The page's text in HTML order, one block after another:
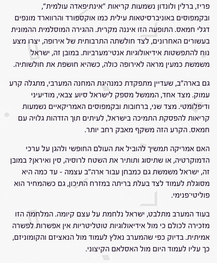
פריז, ברלין ולונדון נשמעות קריאות "אינתיפאדה עולמית",
ובקמפוסים באוניברסיטאות עילית כמו אוקספורד והרווארד מונפים
דגלי חמאס. התופעה הזו איננה מקרית. ההגירה המוסלמית ההמונית
בעשורים האחרונים, לצד חולשתה התרבותית של אירופה, יצרו מצע
נוח להתפשטות אידיאולוגיות אנטי־מערביות. במובן זה, ישראל
משמשת כמעין מראה לאירופה כולה, כשהיא חושפת את חולשותיה.
גם בארה"ב, שעדיין מתפקדת כמנהיגת המחנה המערבי, מתגלה קרע
עמוק. מצד אחד, הממשל מספק לישראל סיוע צבאי, מודיעיני
ודיפלומטי. מצד שני, ברחובות ובקמפוסים האמריקאיים נשמעות
קריאות להפסקת התמיכה בישראל, לעיתים תוך הזדהות גלויה עם
חמאס. הקרע הזה משקף מאבק רחב יותר.
האם אמריקה תמשיך להוביל את העולם החופשי ולהגן על ערכי
הדמוקרטיה, או שתיסוג ותותיר את השטח לרוסיה, סין ואיראן? במובן
זה, ישראל משמשת גם כמבחן עבור ארה"ב עצמה – עד כמה היא
מסוגלת לעמוד לצד בעלת בריתה במזרח התיכון, גם כשהמחיר הוא
פוליטי־פנימי.
בעוד המערב מתלבט, ישראל נלחמת על עצם קיומה. המלחמה הזו
מזכירה לכולם כי מול אידיאולוגיות טוטליטריות אין אפשרות לפשרה
אמיתית. בדיוק כפי שהמערב נאלץ לעמוד מול הנאציזם והקומוניזם,
כך עליו לעמוד היום מול האסלאם הקיצוני.